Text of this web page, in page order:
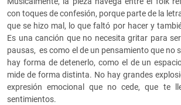
con toques de confesión, porque parte de la
que se hizo mal, lo que faltó por hacer y
Es una canción que no necesita gritar para
pausas, es como el de un pensamiento que no
hay forma de detenerlo, como el de un
mide de forma distinta. No hay grandes
expresión emocional que no cede, que te
sentimientos.